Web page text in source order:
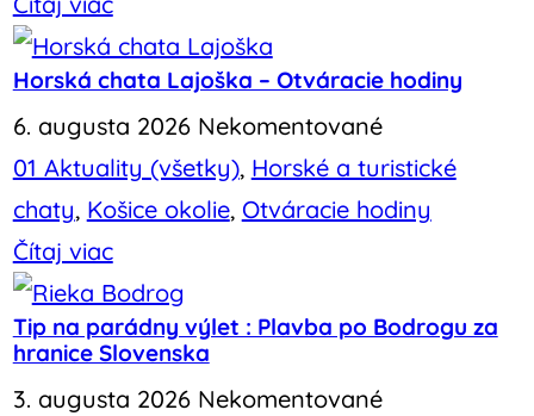
Horská chata Lajoška – Otváracie hodiny
6. augusta 2026 Nekomentované
01 Aktuality (všetky), Horské a turistické
chaty, Košice okolie, Otváracie hodiny
Čítaj viac
Tip na parádny výlet : Plavba po Bodrogu za
hranice Slovenska
3. augusta 2026 Nekomentované